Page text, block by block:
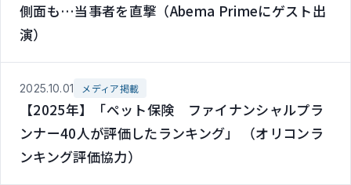
側面も…当事者を直撃（Abema Primeにゲスト出
演）
2025.10.01 メディア掲載
【2025年】「ペット保険 ファイナンシャルプラ
ンナー40人が評価したランキング」 （オリコンラ
ンキング評価協力）